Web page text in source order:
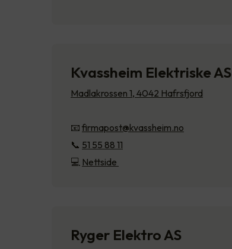
Kvassheim Elektriske AS
Madlakrossen 1, 4042 Hafrsfjord
📧 firmapost@kvassheim.no
📞 51 55 88 11
💻 Nettside
Ryger Elektro AS